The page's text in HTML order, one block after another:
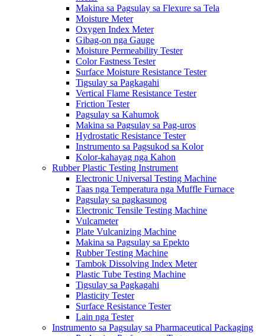
Makina sa Pagsulay sa Flexure sa Tela
Moisture Meter
Oxygen Index Meter
Gibag-on nga Gauge
Moisture Permeability Tester
Color Fastness Tester
Surface Moisture Resistance Tester
Tigsulay sa Pagkagahi
Vertical Flame Resistance Tester
Friction Tester
Pagsulay sa Kahumok
Makina sa Pagsulay sa Pag-uros
Hydrostatic Resistance Tester
Instrumento sa Pagsukod sa Kolor
Kolor-kahayag nga Kahon
Rubber Plastic Testing Instrument
Electronic Universal Testing Machine
Taas nga Temperatura nga Muffle Furnace
Pagsulay sa pagkasunog
Electronic Tensile Testing Machine
Vulcameter
Plate Vulcanizing Machine
Makina sa Pagsulay sa Epekto
Rubber Testing Machine
Tambok Dissolving Index Meter
Plastic Tube Testing Machine
Tigsulay sa Pagkagahi
Plasticity Tester
Surface Resistance Tester
Lain nga Tester
Instrumento sa Pagsulay sa Pharmaceutical Packaging